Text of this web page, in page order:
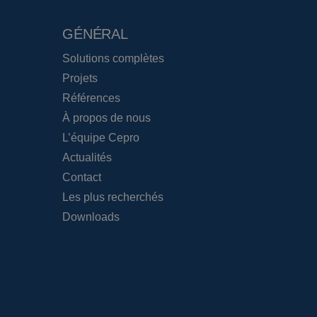
GÉNÉRAL
Solutions complètes
Projets
Références
À propos de nous
L’équipe Cepro
Actualités
Contact
Les plus recherchés
Downloads